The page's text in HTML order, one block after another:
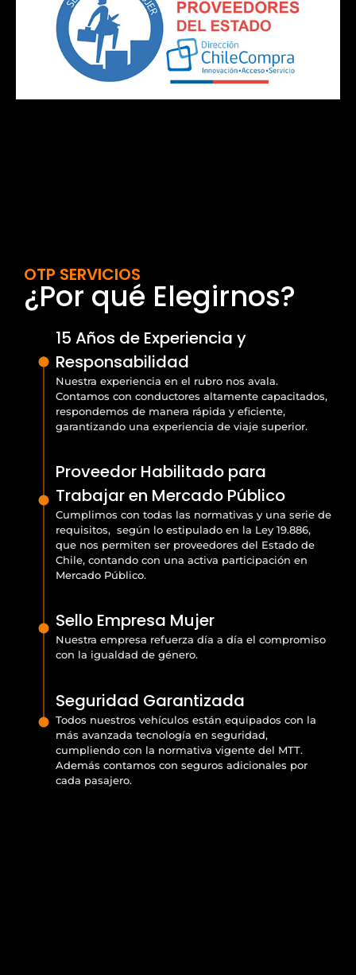
OTP SERVICIOS
¿Por qué Elegirnos?
15 Años de Experiencia y
Responsabilidad
Nuestra experiencia en el rubro nos avala.
Contamos con conductores altamente capacitados,
respondemos de manera rápida y eficiente,
garantizando una experiencia de viaje superior.
Proveedor Habilitado para
Trabajar en Mercado Público
Cumplimos con todas las normativas y una serie de
requisitos, según lo estipulado en la Ley 19.886,
que nos permiten ser proveedores del Estado de
Chile, contando con una activa participación en
Mercado Público.
Sello Empresa Mujer
Nuestra empresa refuerza día a día el compromiso
con la igualdad de género.
Seguridad Garantizada
Todos nuestros vehículos están equipados con la
más avanzada tecnología en seguridad,
cumpliendo con la normativa vigente del MTT.
Además contamos con seguros adicionales por
cada pasajero.